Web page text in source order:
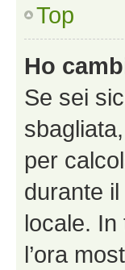
Top
Ho
Se sei
per
durante il
locale.
l’ora